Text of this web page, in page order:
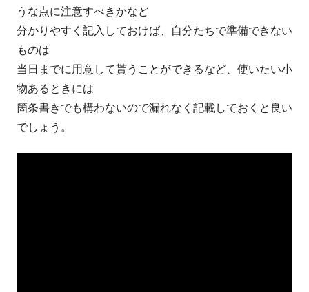
うな点に注意すべきかなど
分かりやすく記入しておけば、自分たちで準備できない
ものは
当日までに用意して貰うことができるなど、使いたい小
物あるときには
箇条書きでも構わないので漏れなく記載しておくと良い
でしょう。